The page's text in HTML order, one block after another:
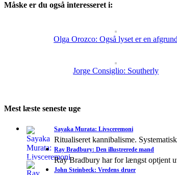
Måske er du også interesseret i:
Olga Orozco: Også lyset er en
Jorge Consiglio: Southerly
Mest læste seneste uge
Sayaka Murata: Livsceremoni
Ritualiseret kannibalisme.
Ray Bradbury: Den illustrerede mand
Ray Bradbury har for længst optjent
John Steinbeck: Vredens druer